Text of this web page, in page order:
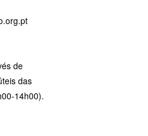
de
das
14h00).